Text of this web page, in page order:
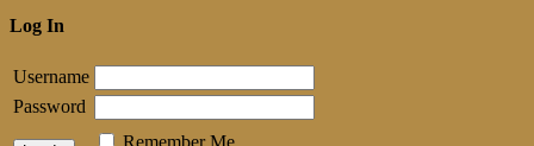
Log In
Username
Password
Remember Me